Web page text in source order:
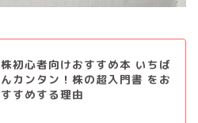
株初心者向けおすすめ本 いちば
んカンタン！株の超入門書 をお
すすめする理由